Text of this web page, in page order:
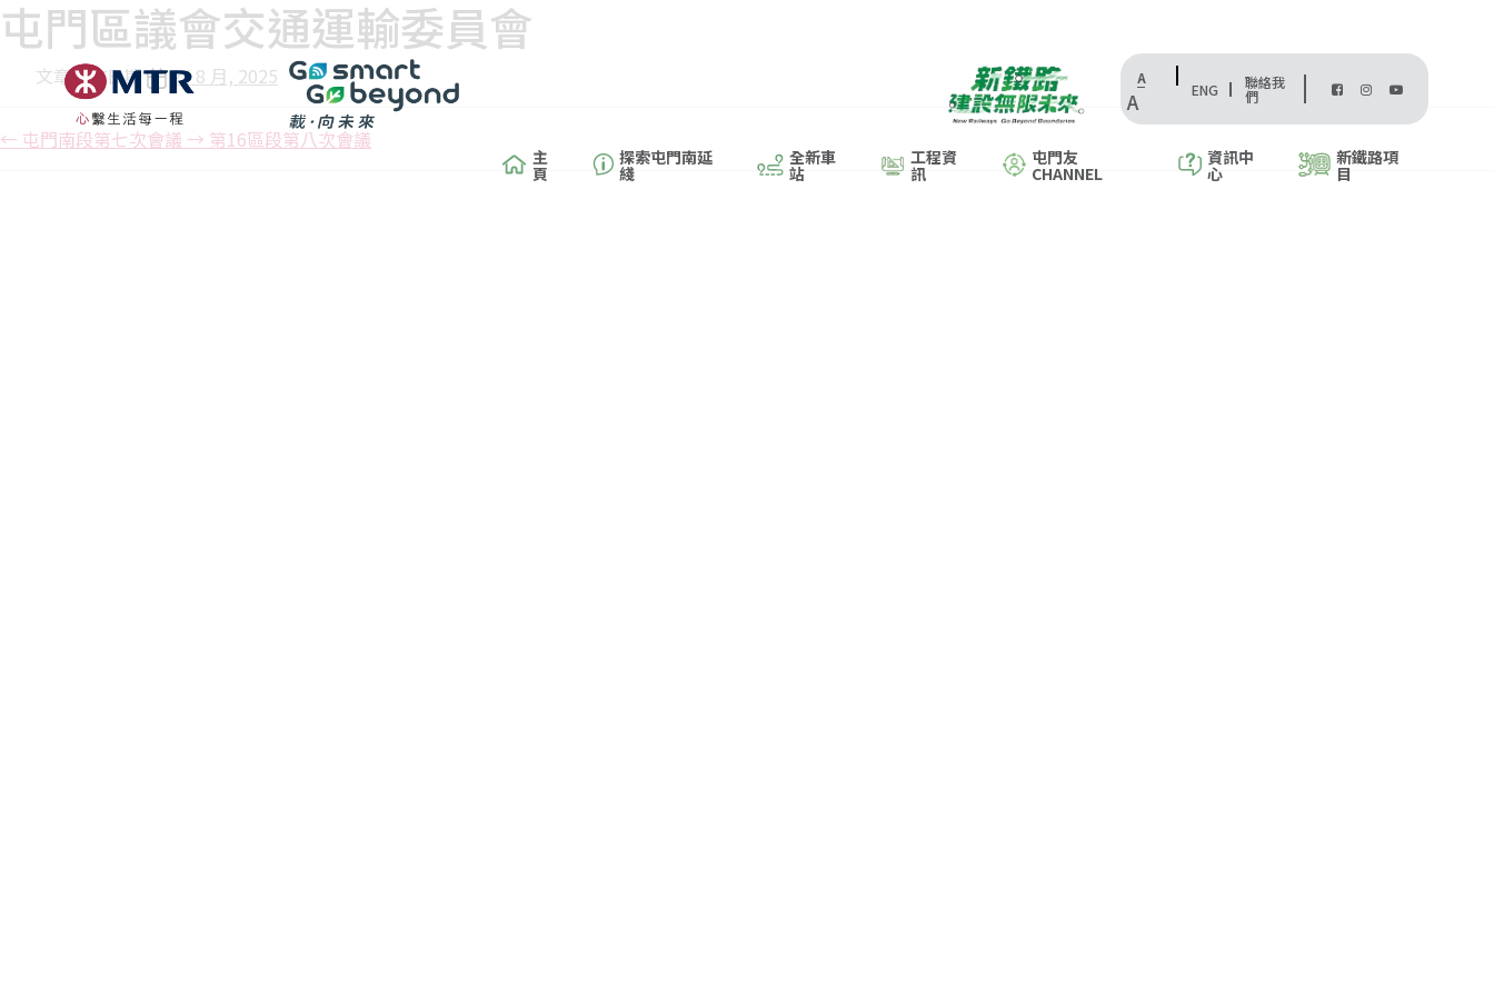
主
頁
探索屯門南延
綫
全新車
站
工程資
訊
屯門友
CHANNEL
資訊中
心
新鐵路項
目
A
A ENG 聯絡我
們
屯門區議會交通運輸委員會
文章發佈日期 25 8 月, 2025
← 屯門南段第七次會議 → 第16區段第八次會議